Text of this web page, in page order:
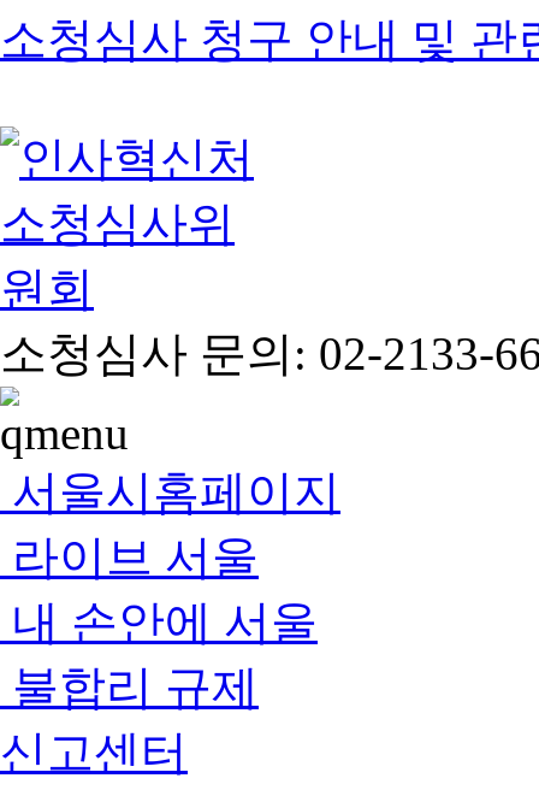
소청심사 청구 안내 및 관
소청심사 문의: 02-2133-
서울시홈페이지
라이브 서울
내 손안에 서울
불합리 규제
신고센터